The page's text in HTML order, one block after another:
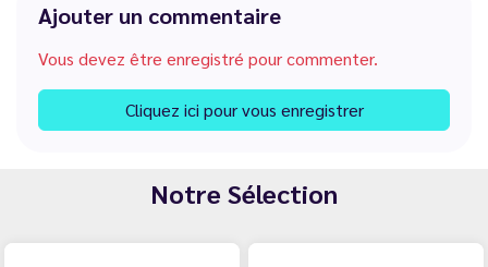
Ajouter un commentaire
Vous devez être enregistré pour commenter.
Cliquez ici pour vous enregistrer
Notre Sélection